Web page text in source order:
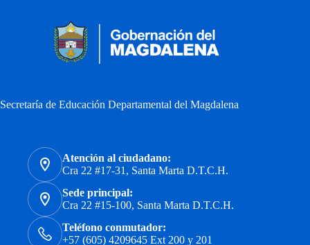
Secretaría de Educación Departamental del Magdalena
Atención al ciudadano:
Cra 22 #17-31, Santa Marta D.T.C.H.
Sede principal:
Cra 22 #15-100, Santa Marta D.T.C.H.
Teléfono conmutador:
+57 (605) 4209645 Ext 200 y 201